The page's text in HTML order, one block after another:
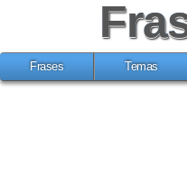
Frases Temas